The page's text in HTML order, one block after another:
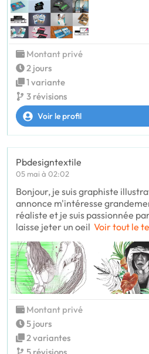
Montant privé
2 jours
1 variante
3 révisions
Voir le profil
Pbdesigntextile
05 mai à 02:02
Bonjour, je suis graphiste
annonce m'intéresse
réaliste et je suis passionnée
laisse jeter un oeil Voir tout le
Montant privé
5 jours
2 variantes